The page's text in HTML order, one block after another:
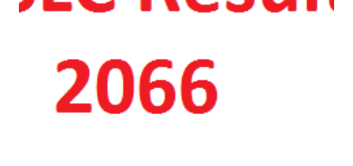
प्रायोजनको लागि प्रयोग नगर्न आग्रह गर्दछौँ । इन्टरनेटमा भेटिएका
हौँ । तपाई यदि यी गित संगितको सर्जक हुनुहुन्छ र गित संगित यहाँबाट
हटाउनुपर्ने भए जानकारी गराउनुहोला । फेरी एकपटक शुभ दिपावलीको
हार्दिक मंगलमय शुभकामना व्यक्त गर्दछौँ ।